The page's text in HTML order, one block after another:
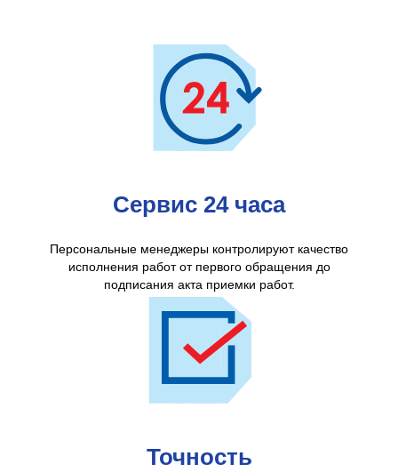
Сервис 24 часа
Персональные менеджеры контролируют качество
исполнения работ от первого обращения до
подписания акта приемки работ.
Точность